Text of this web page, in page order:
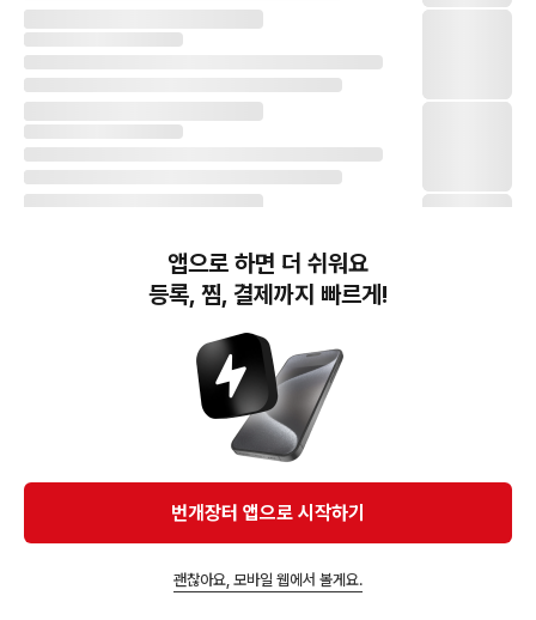
앱에서 구매하기
번개장터(주) 사업자정보, 이용약관 및 기타 법적고지
번개장터㈜는 통신판매중개자이며, 통신판매의 당사자가 아닙니다. 전자상거래 등에서의
소비자보호에 관한 법률 등 관련 법령 및 번개장터㈜의 약관에 따라 상품, 상품정보, 거래에 관한 책임은
개별 판매자에게 귀속하고, 번개장터㈜는 원칙적으로 회원간 거래에 대하여 책임을 지지 않습니다.
다만, 번개장터㈜가 직접 판매하는 상품에 대한 책임은 번개장터㈜에게 귀속합니다.
APP 다운로드
앱으로 하면 더 쉬워요
등록, 찜, 결제까지 빠르게!
번개장터 앱으로 시작하기
괜찮아요, 모바일 웹에서 볼게요.